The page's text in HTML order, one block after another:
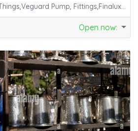
Pump, Fittings,Finalux
All Construction Things
Open now: